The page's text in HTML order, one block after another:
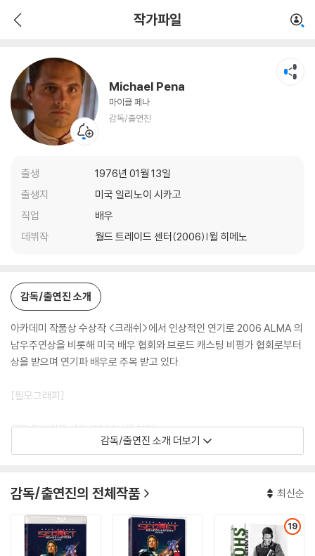
작가파일
Michael Pena
마이클 페나
감독/출연진
출생
1976년 01월 13일
출생지
미국 일리노이 시카고
직업
배우
데뷔작
월드 트레이드 센터(2006)|윌 히메노
감독/출연진 소개
아카데미 작품상 수상작 <크래쉬>에서 인상적인 연기로 2006 ALMA 의
남우주연상을 비롯해 미국 배우 협회와 브로드 캐스팅 비평가 협회로부터
상을 받으며 연기파 배우로 주목 받고 있다.
[필모그래피]
월드 트레이드 센터(2006)|윌 히메노
더블타겟(2007)|닉 멤피스
옵저브 앤드 리포트(2009)|주연배우
감독/출연진 소개 더보기
감독/출연진의 전체작품 최신순
19